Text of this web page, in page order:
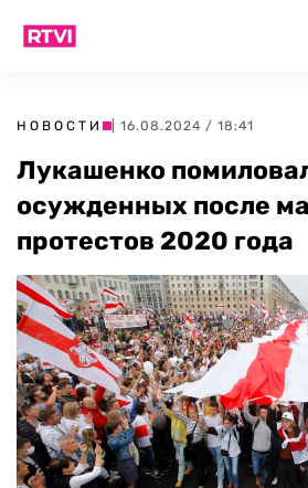
НОВОСТИ | 16.08.2024 / 18:41
Лукашенко
осужденных после
протестов 2020 года